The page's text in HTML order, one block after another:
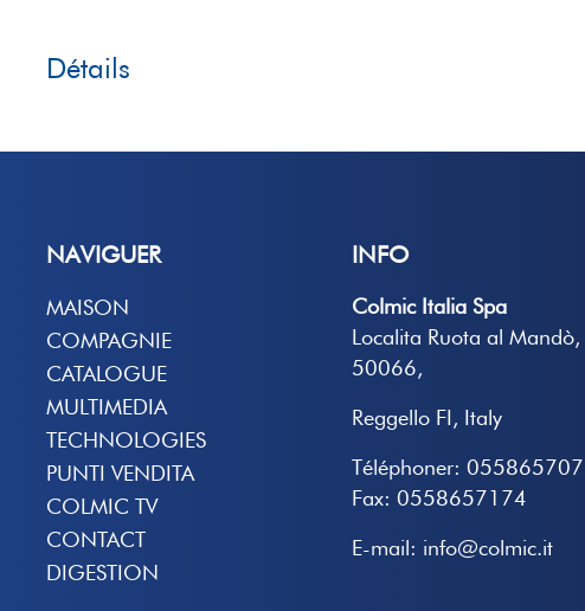
Détails
NAVIGUER
MAISON
COMPAGNIE
CATALOGUE
MULTIMEDIA
TECHNOLOGIES
PUNTI VENDITA
COLMIC TV
CONTACT
DIGESTION
INFO
Colmic Italia Spa
Localita Ruota al Mandò,
50066,
Reggello FI, Italy
Téléphoner:
Fax: 0558657174
E-mail: info@colmic.it